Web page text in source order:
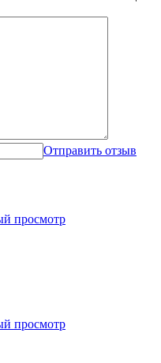
Отправить отзыв
просмотр
просмотр